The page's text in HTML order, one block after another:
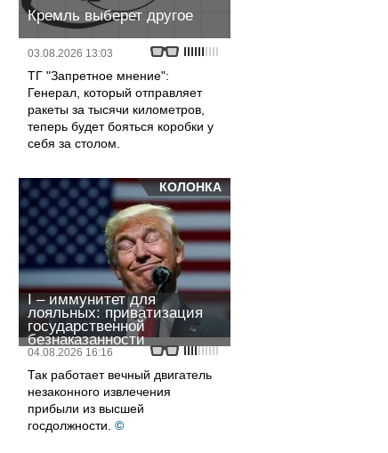
Кремль выберет другое
03.08.2026 13:03
ТГ "Запретное мнение":
Генерал, который отправляет
ракеты за тысячи километров,
теперь будет бояться коробки у
себя за столом.
КОЛОНКА
I – иммунитет для
лояльных: приватизация
государственной
безнаказанности
04.08.2026 16:16
Так работает вечный двигатель
незаконного извлечения
прибыли из высшей
госдолжности. ©